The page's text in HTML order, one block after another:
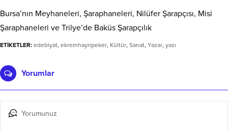
Bursa’nın Meyhaneleri, Şaraphaneleri, Nilüfer Şarapçısı, Misi
Şaraphaneleri ve Trilye’de Baküs Şarapçılık
ETİKETLER: edebiyat, ekremhayripeker, Kültür, Sanat, Yazar, yazı
Yorumlar